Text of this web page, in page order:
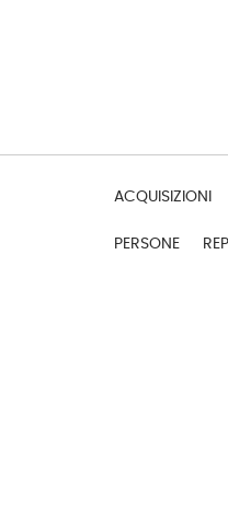
ACQUISIZIONI
PERSONE